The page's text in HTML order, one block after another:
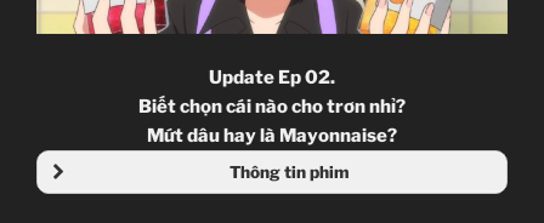
Update Ep 02.
Biết chọn cái nào cho trơn nhỉ?
Mứt dâu hay là Mayonnaise?
Thông tin phim